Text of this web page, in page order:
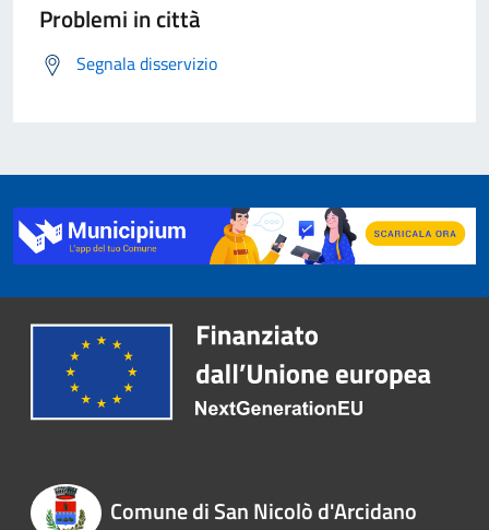
Problemi in città
Segnala disservizio
Comune di San Nicolò d'Arcidano